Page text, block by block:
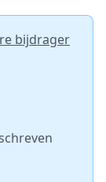
bijdrager